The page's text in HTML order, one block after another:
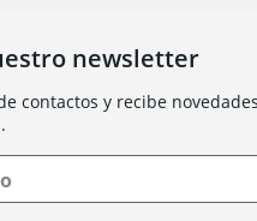
newsletter
contactos y recibe